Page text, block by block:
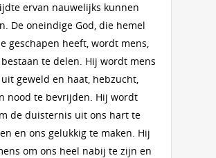
ervan nauwelijks kunnen
De oneindige God, die hemel
geschapen heeft, wordt mens,
te delen. Hij wordt mens
geweld en haat, hebzucht,
nood te bevrijden. Hij wordt
de duisternis uit ons hart te
en ons gelukkig te maken. Hij
om ons heel nabij te zijn en